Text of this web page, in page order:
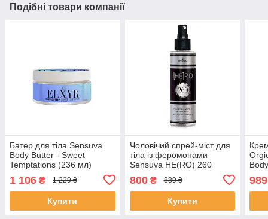
Подібні товари компанії
Батер для тіла Sensuva
Body Butter - Sweet
Temptations (236 мл)
1 106 ₴ 1 229 ₴
Купити
Чоловічий спрей-міст для
тіла із феромонами
Sensuva HE(RO) 260
Пройняті Body Mist for Him
800₴ 889 ₴
Купити
989